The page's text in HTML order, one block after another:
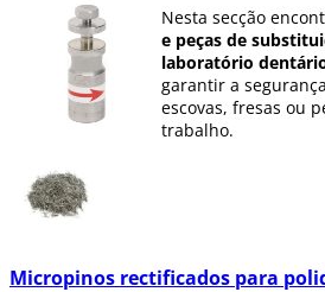
Nesta secção
e peças de
laboratório
garantir a
escovas, fresas ou
trabalho.
Micropinos rectificados para